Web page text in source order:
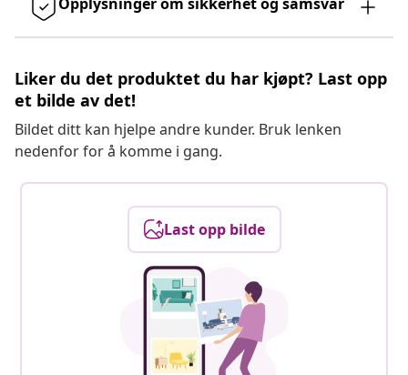
Liker du det produktet du har kjøpt? Last opp
et bilde av det!
Bildet ditt kan hjelpe andre kunder. Bruk lenken
nedenfor for å komme i gang.
Last opp bilde